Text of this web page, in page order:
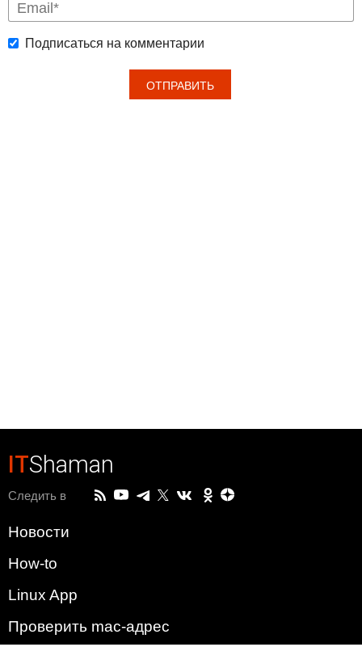
Подписаться на комментарии
ITShaman
Следить в
Новости
How-to
Linux App
Проверить mac-адрес